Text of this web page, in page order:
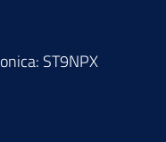
ST9NPX